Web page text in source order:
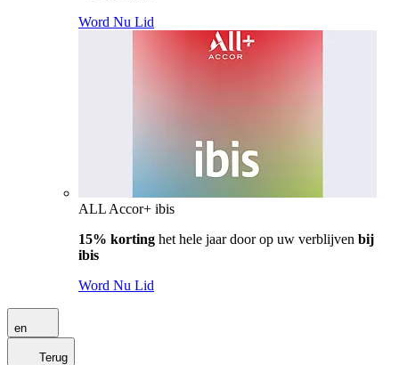
Word Nu Lid
ALL Accor+ ibis
15% korting het hele jaar door op uw verblijven bij
ibis
Word Nu Lid
en
Terug